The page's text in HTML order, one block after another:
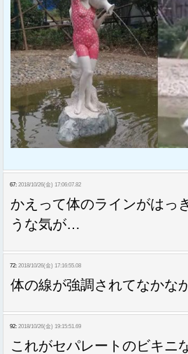
67: 2018/10/26(金) 17:06:07.82
かえって体のラインがはっ
うな気が…
72: 2018/10/26(金) 17:16:55.08
体の線が強調されてなかな
92: 2018/10/26(金) 19:15:51.69
これがセパレートのビキニ